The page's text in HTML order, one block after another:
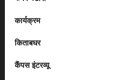
कार्यक्रम
किताबघर
कैंपस इंटरव्यू